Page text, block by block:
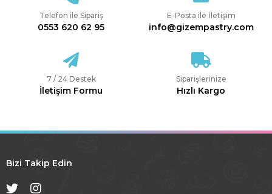
Telefon ile Sipariş
0553 620 62 95
E-Posta ile İletişim
info@gizempastry.com
7 / 24 Destek
İletişim Formu
Siparişlerinize
Hızlı Kargo
Bizi Takip Edin